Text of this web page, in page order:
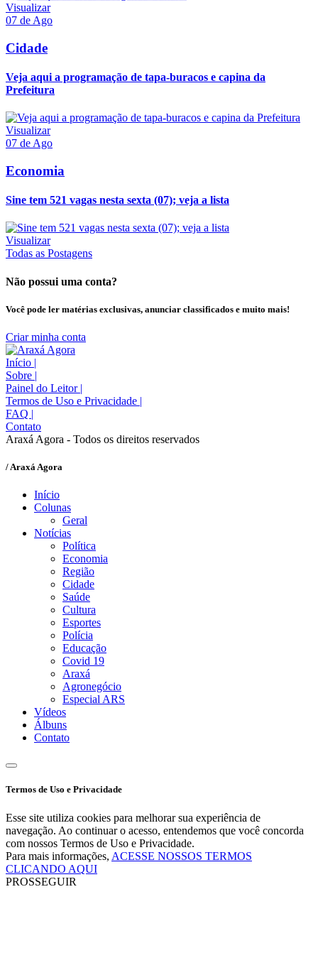
Visualizar
07 de Ago
Cidade
Veja aqui a programação de tapa-buracos e capina da
Prefeitura
Visualizar
07 de Ago
Economia
Sine tem 521 vagas nesta sexta (07); veja a lista
Visualizar
Todas as Postagens
Não possui uma conta?
Você pode ler matérias exclusivas, anunciar classificados e muito mais!
Criar minha conta
Início |
Sobre |
Painel do Leitor |
Termos de Uso e Privacidade |
FAQ |
Contato
Araxá Agora - Todos os direitos reservados
/ Araxá Agora
Início
Colunas
Geral
Notícias
Política
Economia
Região
Cidade
Saúde
Cultura
Esportes
Polícia
Educação
Covid 19
Araxá
Agronegócio
Especial ARS
Vídeos
Álbuns
Contato
Termos de Uso e Privacidade
Esse site utiliza cookies para melhorar sua experiência de
navegação. Ao continuar o acesso, entendemos que você concorda
com nossos Termos de Uso e Privacidade.
Para mais informações, ACESSE NOSSOS TERMOS
CLICANDO AQUI
PROSSEGUIR